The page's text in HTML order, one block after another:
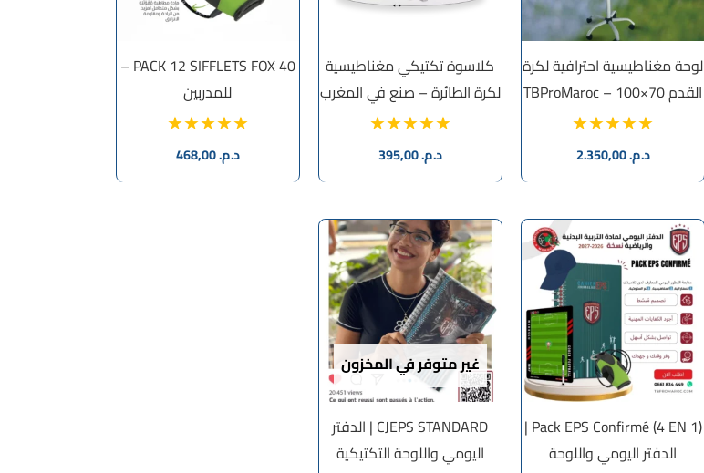
لوحة مغناطيسية احترافية لكرة
القدم 70×100 – TBProMaroc
د.م.2.350,00
كلاسوة تكتيكي مغناطيسية
لكرة الطائرة – صنع في المغرب
د.م.395,00
PACK 12 SIFFLETS FOX 40 –
للمدربين
د.م.468,00
Pack EPS Confirmé (4 EN 1) |
الدفتر اليومي واللوحة
غير متوفر في المخزون
CJEPS STANDARD | الدفتر
اليومي واللوحة التكتيكية